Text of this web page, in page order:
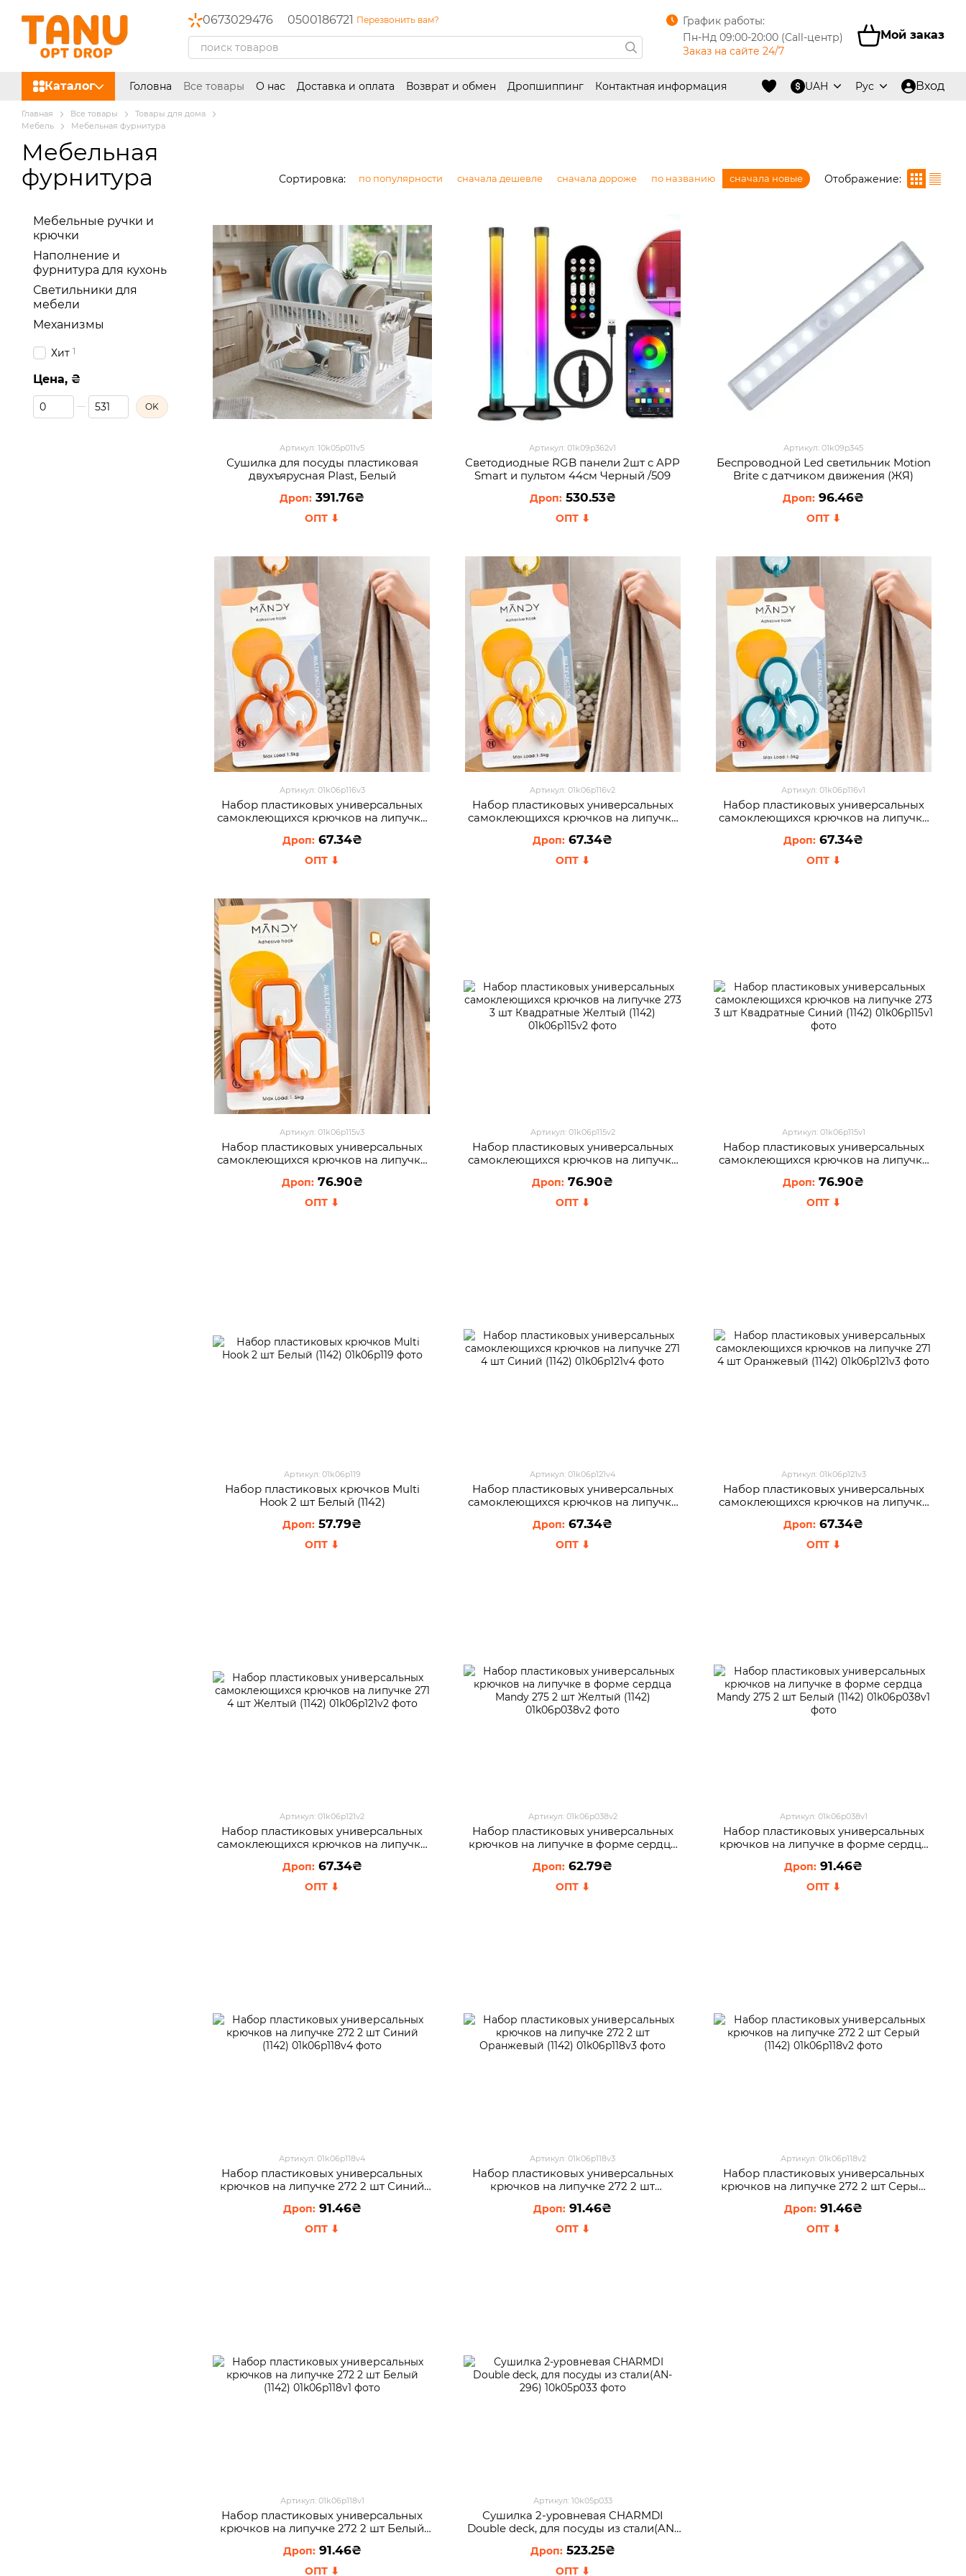
0673029476 0500186721 Перезвонить вам?
График работы:
Пн-Нд 09:00-20:00 (Call-центр)
Заказ на сайте 24/7
Мой заказ
Каталог Головна Все товары О нас Доставка и оплата Возврат и обмен Дропшиппинг Контактная информация UAH Рус Вход
Главная Все товары
Товары для дома
Мебель
Мебельная фурнитура
Мебельная
фурнитура
Сортировка: по популярности сначала дешевле сначала дороже по названию сначала новые Отображение:
Артикул: 10k05p011v5
Сушилка для посуды пластиковая
двухъярусная Plast, Белый
391.76₴
Артикул: 01k09p362v1
Светодиодные RGB панели 2шт с APP
Smart и пультом 44см Черный /509
530.53₴
Артикул: 01k09p345
Беспроводной Led светильник Motion
Brite с датчиком движения (ЖЯ)
96.46₴
Артикул: 01k06p116v3
Набор пластиковых универсальных
самоклеющихся крючков на липучке
67.34₴
Артикул: 01k06p116v2
Набор пластиковых универсальных
самоклеющихся крючков на липучке
67.34₴
Артикул: 01k06p116v1
Набор пластиковых универсальных
самоклеющихся крючков на липучке
67.34₴
Артикул: 01k06p115v3
Набор пластиковых универсальных
самоклеющихся крючков на липучке
76.90₴
Артикул: 01k06p115v2
Набор пластиковых универсальных
самоклеющихся крючков на липучке
76.90₴
Артикул: 01k06p115v1
Набор пластиковых универсальных
самоклеющихся крючков на липучке
76.90₴
Артикул: 01k06p119
Набор пластиковых крючков Multi
Hook 2 шт Белый (1142)
57.79₴
Артикул: 01k06p121v4
Набор пластиковых универсальных
самоклеющихся крючков на липучке
67.34₴
Артикул: 01k06p121v3
Набор пластиковых универсальных
самоклеющихся крючков на липучке
67.34₴
Артикул: 01k06p121v2
Набор пластиковых универсальных
самоклеющихся крючков на липучке
67.34₴
Артикул: 01k06p038v2
Набор пластиковых универсальных
крючков на липучке в форме сердца
62.79₴
Артикул: 01k06p038v1
Набор пластиковых универсальных
крючков на липучке в форме сердца
91.46₴
Артикул: 01k06p118v4
Набор пластиковых универсальных
крючков на липучке 272 2 шт Синий
91.46₴
Артикул: 01k06p118v3
Набор пластиковых универсальных
крючков на липучке 272 2 шт
91.46₴
Артикул: 01k06p118v2
Набор пластиковых универсальных
крючков на липучке 272 2 шт Серый
91.46₴
Артикул: 01k06p118v1
Набор пластиковых универсальных
крючков на липучке 272 2 шт Белый
91.46₴
Артикул: 10k05p033
Сушилка 2-уровневая CHARMDI
Double deck, для посуды из стали(AN-
523.25₴
Мебельные ручки и
крючки
Наполнение и
фурнитура для кухонь
Светильники для
мебели
Механизмы
Хит 1
Цена, ₴
От Цена, ₴
До Цена, ₴ OK